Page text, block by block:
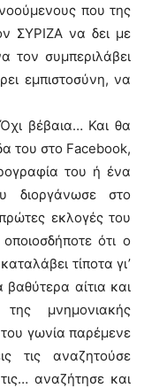
που της
ΣΥΡΙΖΑ να δει με
τον συμπεριλάβει
εμπιστοσύνη, να
βέβαια… Και θα
του στο Facebook,
του ή ένα
διοργάνωσε στο
εκλογές του
ότι ο
τίποτα γι’
αίτια και
μνημονιακής
του γωνία παρέμενε
τις αναζητούσε
αναζήτησε και